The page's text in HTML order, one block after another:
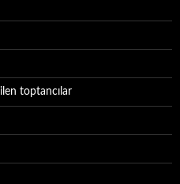
toptancılar